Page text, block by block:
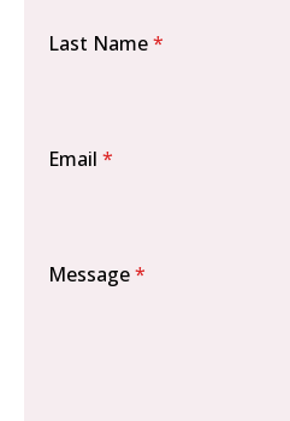
Last Name*
Email *
Message*